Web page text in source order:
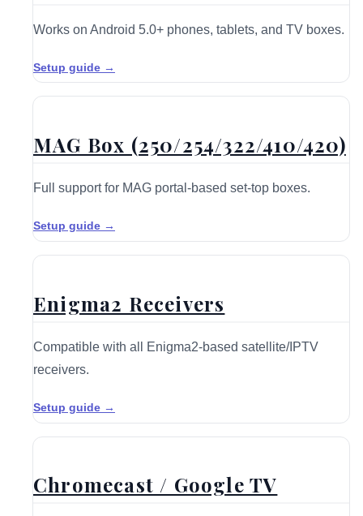
Works on Android 5.0+ phones, tablets, and TV boxes.
Setup guide →
MAG Box (250/254/322/410/420)
Full support for MAG portal-based set-top boxes.
Setup guide →
Enigma2 Receivers
Compatible with all Enigma2-based satellite/IPTV
receivers.
Setup guide →
Chromecast / Google TV